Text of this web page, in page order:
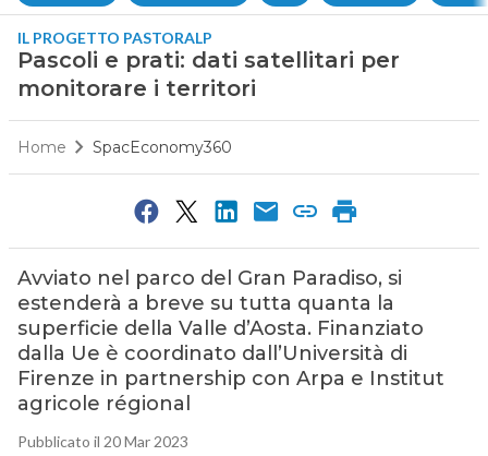
IL PROGETTO PASTORALP
Pascoli e prati: dati satellitari per
monitorare i territori
Home SpacEconomy360
Avviato nel parco del Gran Paradiso, si
estenderà a breve su tutta quanta la
superficie della Valle d’Aosta. Finanziato
dalla Ue è coordinato dall’Università di
Firenze in partnership con Arpa e Institut
agricole régional
Pubblicato il 20 Mar 2023